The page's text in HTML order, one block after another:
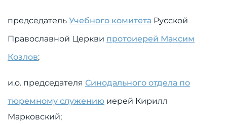
председатель Учебного комитета Русской
Православной Церкви протоиерей Максим
Козлов;
и.о. председателя Синодального отдела по
тюремному служению иерей Кирилл
Марковский;